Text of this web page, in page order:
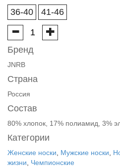
36-40
41-46
Бренд
JNRB
Страна
Россия
Состав
80% хлопок, 17% полиамид, 3%
Категории
Женские носки Мужские носки
жизни
Чемпионские